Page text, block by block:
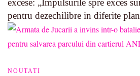
excese: „Impulsurile spre exces
pentru dezechilibre in diferite
NOUTATI